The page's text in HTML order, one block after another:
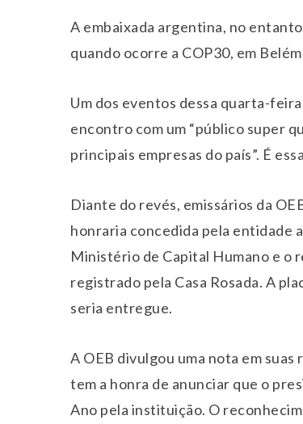
A embaixada argentina, no
quando ocorre a COP30, em
Um dos eventos dessa quarta-
encontro com um “público super
principais empresas do país”. É
Diante do revés, emissários da
honraria concedida pela entidade
Ministério de Capital Humano e o
registrado pela Casa Rosada. A
seria entregue.
A OEB divulgou uma nota em suas
tem a honra de anunciar que o
Ano pela instituição. O